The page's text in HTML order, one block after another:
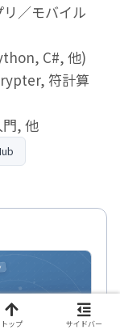
／モバイル
C#, 他)
符計算
, 他
トップ サイドバー